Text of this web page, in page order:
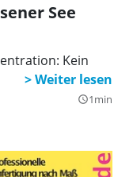
See
Kein
query_builder1min